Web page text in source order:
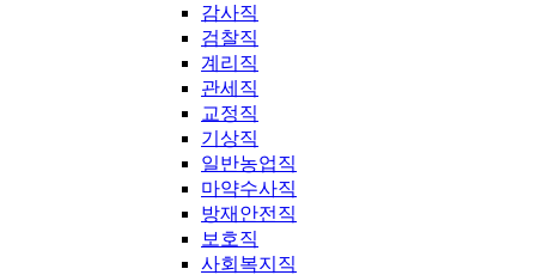
감사직
검찰직
계리직
관세직
교정직
기상직
일반농업직
마약수사직
방재안전직
보호직
사회복지직